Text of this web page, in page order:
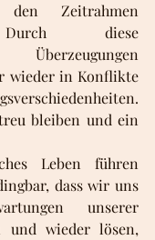
Zeitrahmen
diese
Überzeugungen
wieder in Konflikte
bleiben und ein
Leben führen
dass wir uns
unserer
und wieder lösen,